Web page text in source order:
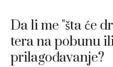
Da li me "šta će
tera na pobunu
prilagođavanje?